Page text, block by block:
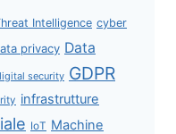
Intelligence cyber
privacy Data
security GDPR
infrastrutture
IoT Machine